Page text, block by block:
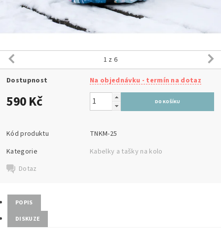
1 z 6
Dostupnost Na objednávku - termín na dotaz
590 Kč
Kód produktu
TNKM-25
Kategorie
Kabelky a tašky na kolo
Dotaz
POPIS
DISKUZE